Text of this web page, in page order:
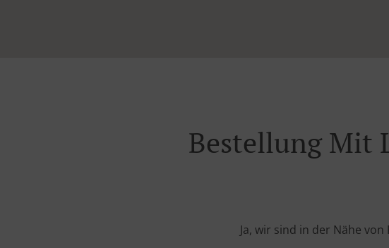
Bestellung Mit
Ja, wir sind in der Nähe